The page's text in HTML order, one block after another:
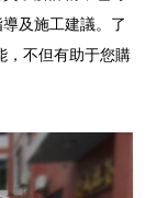
及施工建議。了
，不但有助于您購